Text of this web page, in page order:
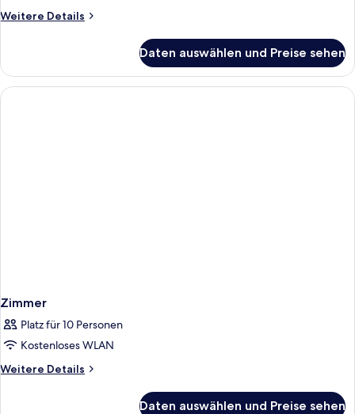
anzeigen
Weitere Details
Weitere
Bed
Female
Dormitory
Daten auswählen und Preise sehen
Zimmer
Platz für 10 Personen
Kostenloses WLAN
Weitere Details
Weitere
Daten auswählen und Preise sehen